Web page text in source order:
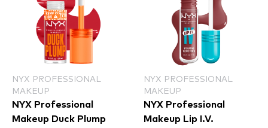
NYX PROFESSIONAL
MAKEUP
NYX Professional
Makeup Duck Plump
NYX PROFESSIONAL
MAKEUP
NYX Professional
Makeup Lip I.V.